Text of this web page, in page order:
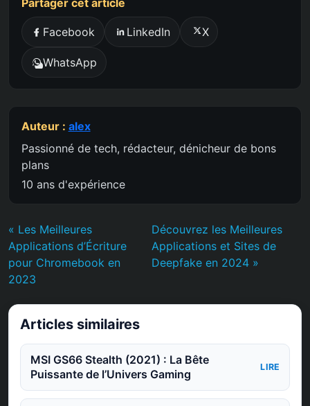
Partager cet article
Facebook LinkedIn X
WhatsApp
Auteur : alex
Passionné de tech, rédacteur, dénicheur de bons
plans
10 ans d'expérience
« Les Meilleures
Applications d’Écriture
pour Chromebook en
2023
Découvrez les Meilleures
Applications et Sites de
Deepfake en 2024 »
Articles similaires
MSI GS66 Stealth (2021) : La Bête
Puissante de l’Univers Gaming
LIRE